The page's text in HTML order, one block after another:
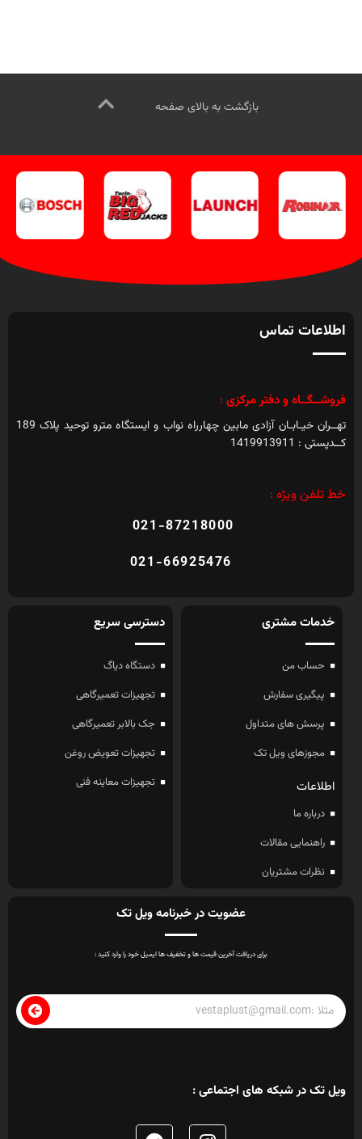
کلیک کنید.کانال اینستاگرام ویل تک
بازگشت به بالای صفحه
اطلاعات تماس
فروشــگــاه و دفتر مرکزی :
تهــران خیـابـان آزادی مابین چهارراه نواب و ایستگاه مترو توحید پلاک 189
کــدپستی : 1419913911
خط تلفن ویژه :
021-87218000
021-66925476
خدمات مشتری
حساب من
پیگیری سفارش
پرسش های متداول
مجوزهای ویل تک
اطلاعات
درباره ما
راهنمایی مقالات
نظرات مشتریان
دسترسی سریع
دستگاه دیاگ
تجهیزات تعمیرگاهی
جک بالابر تعمیرگاهی
تجهیزات تعویض روغن
تجهیزات معاینه فنی
عضویت در خبرنامه ویل تک
برای دریافت آخرین قیمت ها و تخفیف ها ایمیل خود را وارد کنید :
ویل تک در شبکه های اجتماعی :